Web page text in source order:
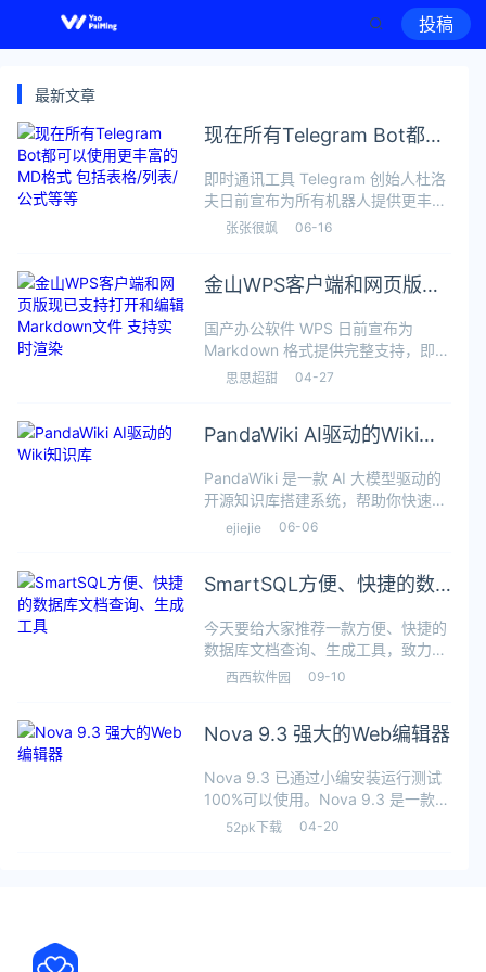
投稿
最新文章
现在所有Telegram Bot都可
括表格/列表/公式等等
即时通讯工具 Telegram 创始人杜洛
夫日前宣布为所有机器人提供更丰富
的 HTML 和 Markdown 格式，机器
媒体、引用块、可
张张很飒 06-16
金山WPS客户端和网页版现
Markdown文件 支持实时渲
国产办公软件 WPS 日前宣布为
Markdown 格式提供完整支持，即用
户可以直接使用 WPS 打开 MD 文件
作，在 AI 时代
思思超甜 04-27
PandaWiki AI驱动的Wiki知
PandaWiki 是一款 AI 大模型驱动的
开源知识库搭建系统，帮助你快速构
建智能化的 产品文档、技术文档、
索 等能力。P
ejiejie 06-06
SmartSQL方便、快捷的数
今天要给大家推荐一款方便、快捷的
数据库文档查询、生成工具，致力于
成为帮助企业快速实现数字化转型的
便、快捷的数据库文档查询
西西软件园 09-10
Nova 9.3 强大的Web编辑器
Nova 9.3 已通过小编安装运行测试
100%可以使用。Nova 9.3 是一款多
合一强大的Mac Web编辑器，一个
52pk下载 04-20